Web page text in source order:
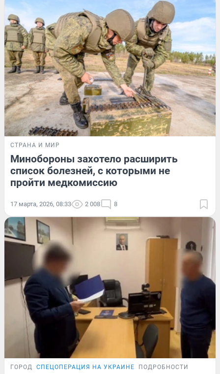
СТРАНА И МИР
Минобороны захотело расширить
список болезней, с которыми не
пройти медкомиссию
17 марта, 2026, 08:33 2 008 8
ГОРОД СПЕЦОПЕРАЦИЯ НА УКРАИНЕ ПОДРОБНОСТИ